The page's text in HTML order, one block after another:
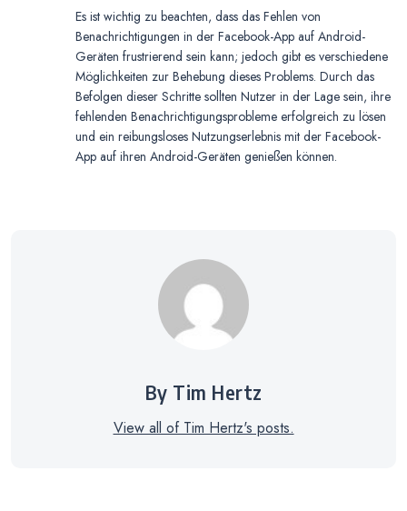
Es ist wichtig zu beachten, dass das Fehlen von
Benachrichtigungen in der Facebook-App auf Android-
Geräten frustrierend sein kann; jedoch gibt es verschiedene
Möglichkeiten zur Behebung dieses Problems. Durch das
Befolgen dieser Schritte sollten Nutzer in der Lage sein, ihre
fehlenden Benachrichtigungsprobleme erfolgreich zu lösen
und ein reibungsloses Nutzungserlebnis mit der Facebook-
App auf ihren Android-Geräten genießen können.
By Tim Hertz
View all of Tim Hertz's posts.